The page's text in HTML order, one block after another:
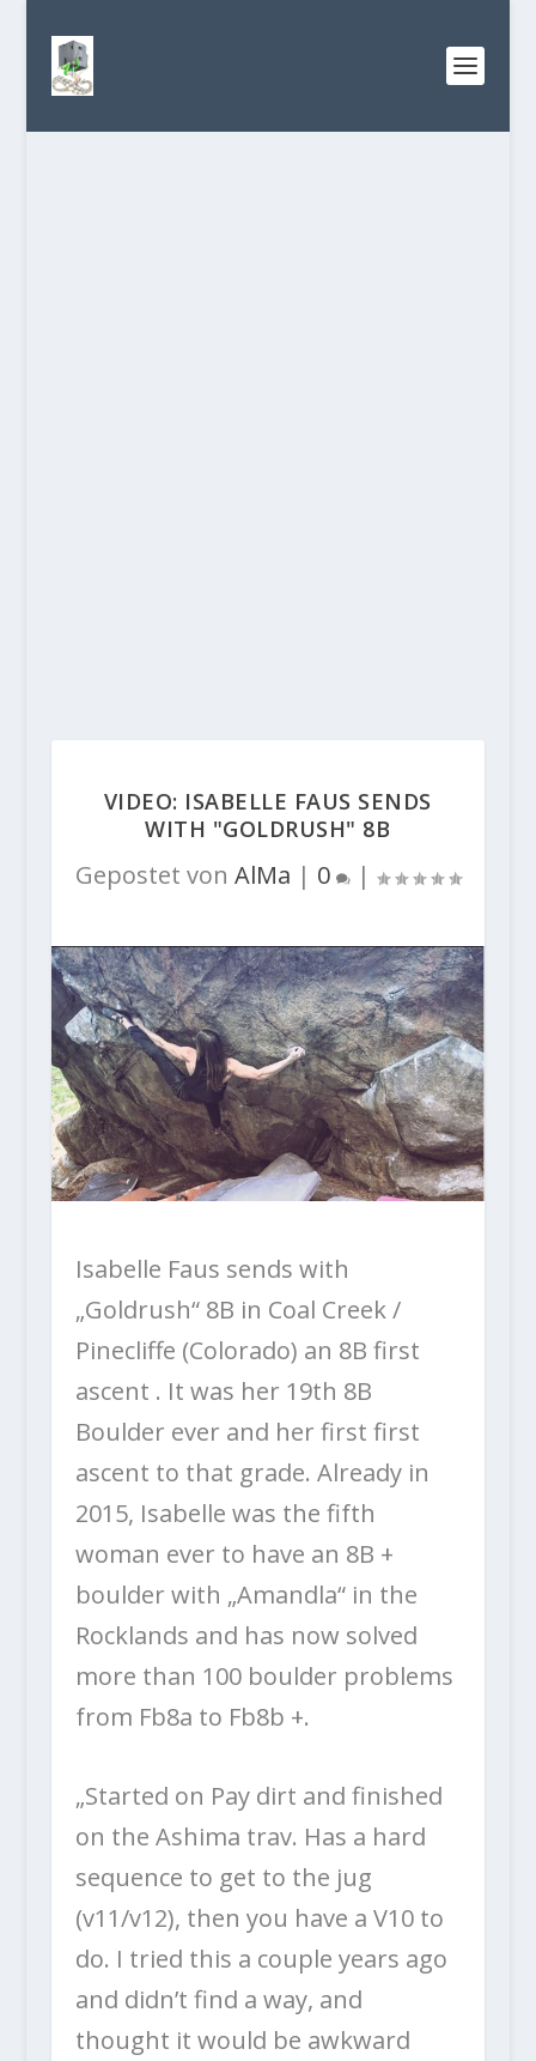
VIDEO: ISABELLE FAUS SENDS
WITH "GOLDRUSH" 8B
Gepostet von AlMa | 0 |
Isabelle Faus sends with
„Goldrush“ 8B in Coal Creek /
Pinecliffe (Colorado) an 8B first
ascent . It was her 19th 8B
Boulder ever and her first first
ascent to that grade. Already in
2015, Isabelle was the fifth
woman ever to have an 8B +
boulder with „Amandla“ in the
Rocklands and has now solved
more than 100 boulder problems
from Fb8a to Fb8b +.
„Started on Pay dirt and finished
on the Ashima trav. Has a hard
sequence to get to the jug
(v11/v12), then you have a V10 to
do. I tried this a couple years ago
and didn’t find a way, and
thought it would be awkward